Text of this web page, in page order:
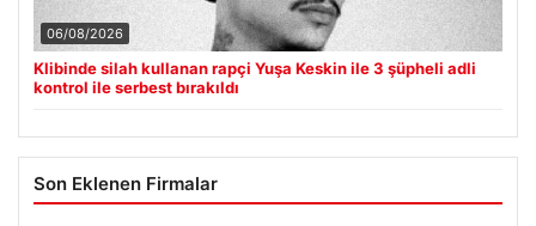
06/08/2026
Klibinde silah kullanan rapçi Yuşa Keskin ile 3 şüpheli adli
kontrol ile serbest bırakıldı
Son Eklenen Firmalar